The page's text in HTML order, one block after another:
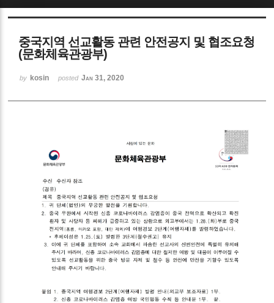
중국지역 선교활동 관련 안전공지 및 협조요청
(문화체육관광부)
by kosin posted Jan 31, 2020
Sketchbook5, 스케치북5
Sketchbook5, 스케치북5